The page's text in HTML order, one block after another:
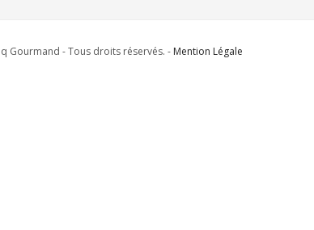
Gourmand - Tous droits réservés. - Mention Légale